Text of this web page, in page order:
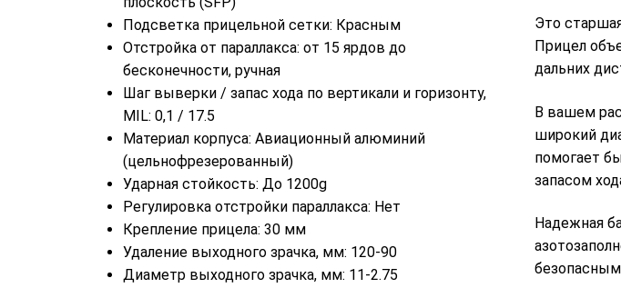
Подсветка прицельной сетки: Красным
Отстройка от параллакса: от 15 ярдов до
бесконечности, ручная
Шаг выверки / запас хода по вертикали и горизонту,
MIL: 0,1 / 17.5
Материал корпуса: Авиационный алюминий
(цельнофрезерованный)
Ударная стойкость: До 1200g
Регулировка отстройки параллакса: Нет
Крепление прицела: 30 мм
Удаление выходного зрачка, мм: 120-90
Диаметр выходного зрачка, мм: 11-2.75
Это
Прицел
дальних
В вашем
широкий
помогает
запасом
Надежная